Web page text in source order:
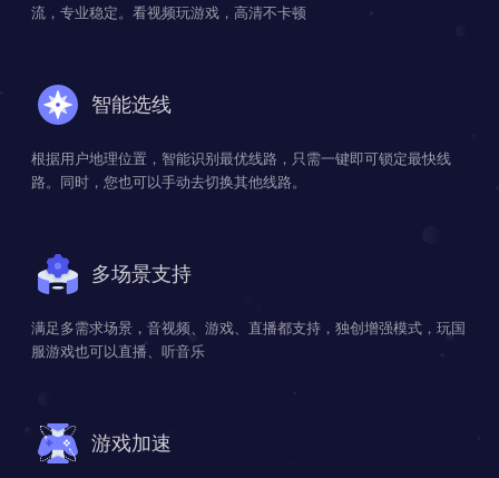
流，专业稳定。看视频玩游戏，高清不卡顿
智能选线
根据用户地理位置，智能识别最优线路，只需一键即可锁定最快线
路。同时，您也可以手动去切换其他线路。
多场景支持
满足多需求场景，音视频、游戏、直播都支持，独创增强模式，玩国
服游戏也可以直播、听音乐
游戏加速